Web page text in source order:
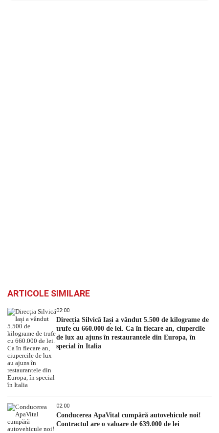
ARTICOLE SIMILARE
02:00
Direcția Silvică Iași a vândut 5.500 de kilograme de
trufe cu 660.000 de lei. Ca în fiecare an, ciupercile
de lux au ajuns în restaurantele din Europa, în
special în Italia
02:00
Conducerea ApaVital cumpără autovehicule noi!
Contractul are o valoare de 639.000 de lei